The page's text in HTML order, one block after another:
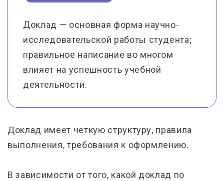
Доклад — основная форма научно-
исследовательской работы студента;
правильное написание во многом
влияет на успешность учебной
деятельности.
Доклад имеет четкую структуру, правила
выполнения, требования к оформлению.
В зависимости от того, какой доклад по